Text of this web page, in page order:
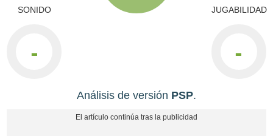
SONIDO
-
JUGABILIDAD
-
Análisis de versión PSP.